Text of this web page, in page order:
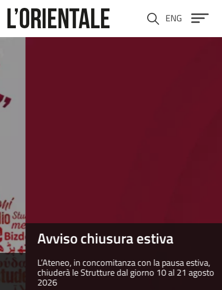
Cerca ENG
Avviso chiusura estiva
L’Ateneo, in concomitanza con la pausa estiva,
chiuderà le Strutture dal giorno 10 al 21 agosto
2026